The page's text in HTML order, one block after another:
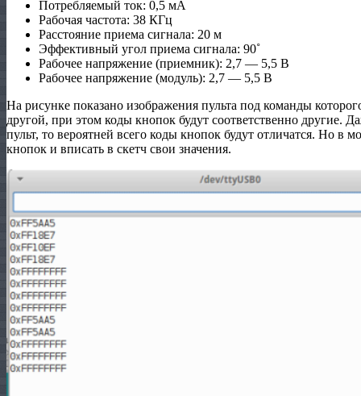
Потребляемый ток: 0,5 мА
Рабочая частота: 38 КГц
Расстояние приема сигнала: 20 м
Эффективный угол приема сигнала: 90˚
Рабочее напряжение (приемник): 2,7 — 5,5 В
Рабочее напряжение (модуль): 2,7 — 5,5 В
На рисунке показано изображения пульта под команды
другой, при этом коды кнопок будут соответственно другие.
пульт, то вероятней всего коды кнопок будут отличатся. Но в
кнопок и вписать в скетч свои значения.